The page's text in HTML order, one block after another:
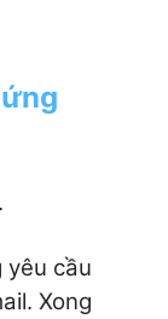
yêu cầu
Xong